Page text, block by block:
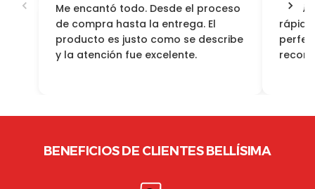
Me encantó todo. Desde el proceso
de compra hasta la entrega. El
producto es justo como se describe
y la atención fue excelente.
Muy
BENEFICIOS DE CLIENTES BELLÍSIMA